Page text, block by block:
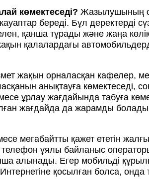
көмектеседі? Жазылушының
береді. Бұл деректерді
қанша тұрады және жаңа
қалалардағы
жақын орналасқан кафелер,
анықтауға көмектеседі,
ұрлау жағдайында табуға
жағдайда да жарамды
мегабайтты қажет ететін
ұялы байланыс
алынады. Егер мобильді
қосылған болса, онда